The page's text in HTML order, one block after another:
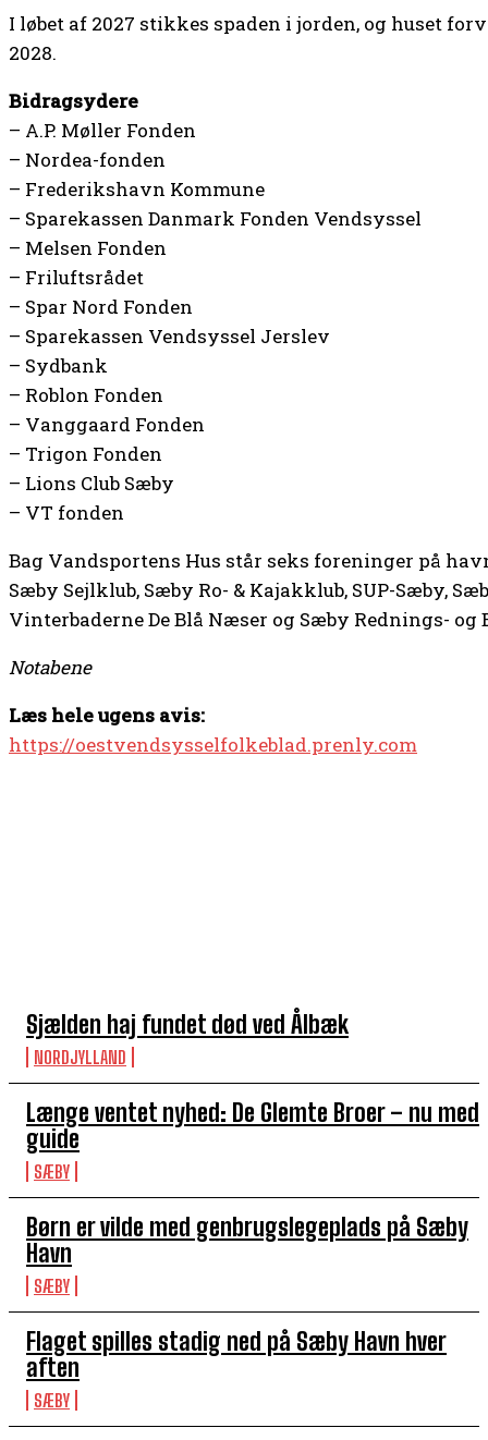
Sjælden haj fundet død ved Ålbæk
NORDJYLLAND
Længe ventet nyhed: De Glemte Broer – nu med
guide
SÆBY
Børn er vilde med genbrugslegeplads på Sæby
Havn
SÆBY
Flaget spilles stadig ned på Sæby Havn hver
aften
SÆBY
I løbet af 2027 stikkes spaden i jorden, og huset
2028.
Bidragsydere
– A.P. Møller Fonden
– Nordea-fonden
– Frederikshavn Kommune
– Sparekassen Danmark Fonden Vendsyssel
– Melsen Fonden
– Friluftsrådet
– Spar Nord Fonden
– Sparekassen Vendsyssel Jerslev
– Sydbank
– Roblon Fonden
– Vanggaard Fonden
– Trigon Fonden
– Lions Club Sæby
– VT fonden
Bag Vandsportens Hus står seks foreninger på
Sæby Sejlklub, Sæby Ro- & Kajakklub, SUP-Sæby,
Vinterbaderne De Blå Næser og Sæby Rednings- og
Notabene
Læs hele ugens avis:
https://oestvendsysselfolkeblad.prenly.com